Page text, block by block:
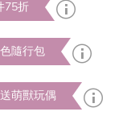
75折
隨行包
萌獸玩偶